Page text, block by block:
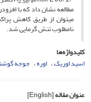
مطالعه نشان داد که با
می­توان از طریق کاهش
نامطلوب تنش گرمایی شد.
کلیدواژه‌ها
اسید اوریک اوره جوجه
عنوان مقاله[English]